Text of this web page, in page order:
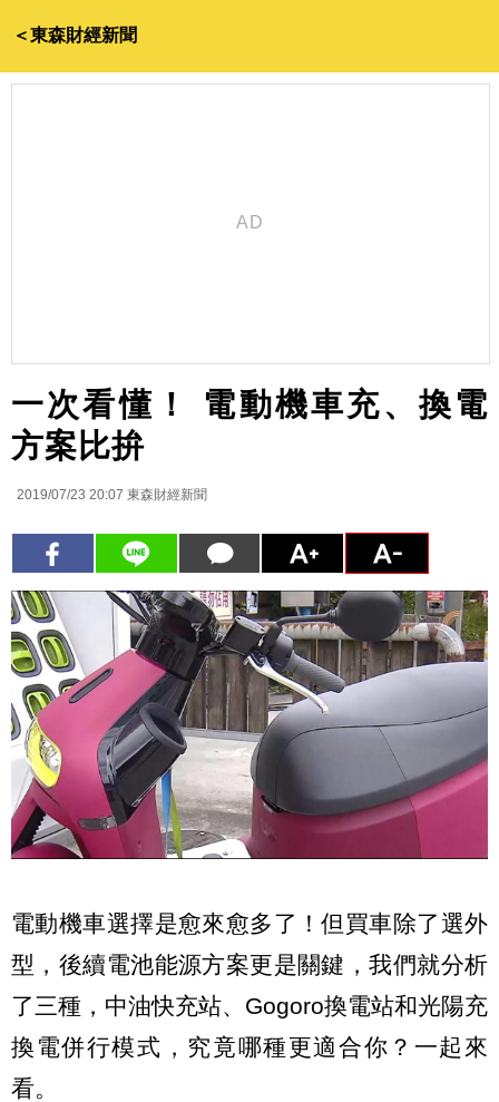
＜東森財經新聞
一次看懂！ 電動機車充、換電
方案比拚
2019/07/23 20:07 東森財經新聞
電動機車選擇是愈來愈多了！但買車除了選外
型，後續電池能源方案更是關鍵，我們就分析
了三種，中油快充站、Gogoro換電站和光陽充
換電併行模式，究竟哪種更適合你？一起來
看。